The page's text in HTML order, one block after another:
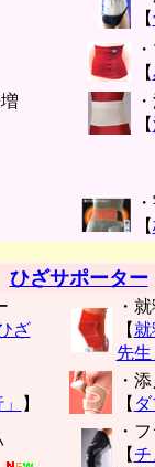
【
【
【
【
ひざサポーター
ざ
・
【
先生
】
・
【
・
【チ